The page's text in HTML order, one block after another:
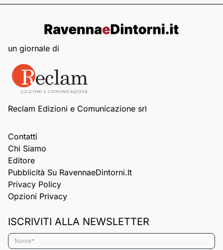
un giornale di
Reclam Edizioni e Comunicazione srl
Contatti
Chi Siamo
Editore
Pubblicità Su RavennaeDintorni.it
Privacy Policy
Opzioni Privacy
ISCRIVITI ALLA NEWSLETTER
Nome*